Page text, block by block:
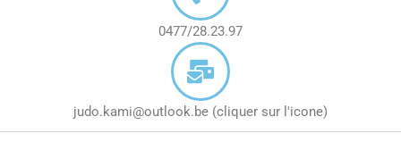
0477/28.23.97
judo.kami@outlook.be (cliquer sur l'icone)